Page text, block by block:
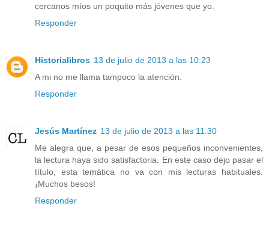
cercanos míos un poquito más jóvenes que yo.
Responder
Historialibros 13 de julio de 2013 a las 10:23
A mi no me llama tampoco la atención.
Responder
Jesús Martínez 13 de julio de 2013 a las 11:30
Me alegra que, a pesar de esos pequeños inconvenientes,
la lectura haya sido satisfactoria. En este caso dejo pasar el
título, esta temática no va con mis lecturas habituales.
¡Muchos besos!
Responder